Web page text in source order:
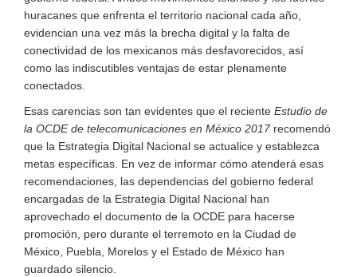
huracanes que enfrenta el territorio nacional cada año,
evidencian una vez más la brecha digital y la falta de
conectividad de los mexicanos más desfavorecidos, así
como las indiscutibles ventajas de estar plenamente
conectados.
Esas carencias son tan evidentes que el reciente Estudio de
la OCDE de telecomunicaciones en México 2017 recomendó
que la Estrategia Digital Nacional se actualice y establezca
metas específicas. En vez de informar cómo atenderá esas
recomendaciones, las dependencias del gobierno federal
encargadas de la Estrategia Digital Nacional han
aprovechado el documento de la OCDE para hacerse
promoción, pero durante el terremoto en la Ciudad de
México, Puebla, Morelos y el Estado de México han
guardado silencio.